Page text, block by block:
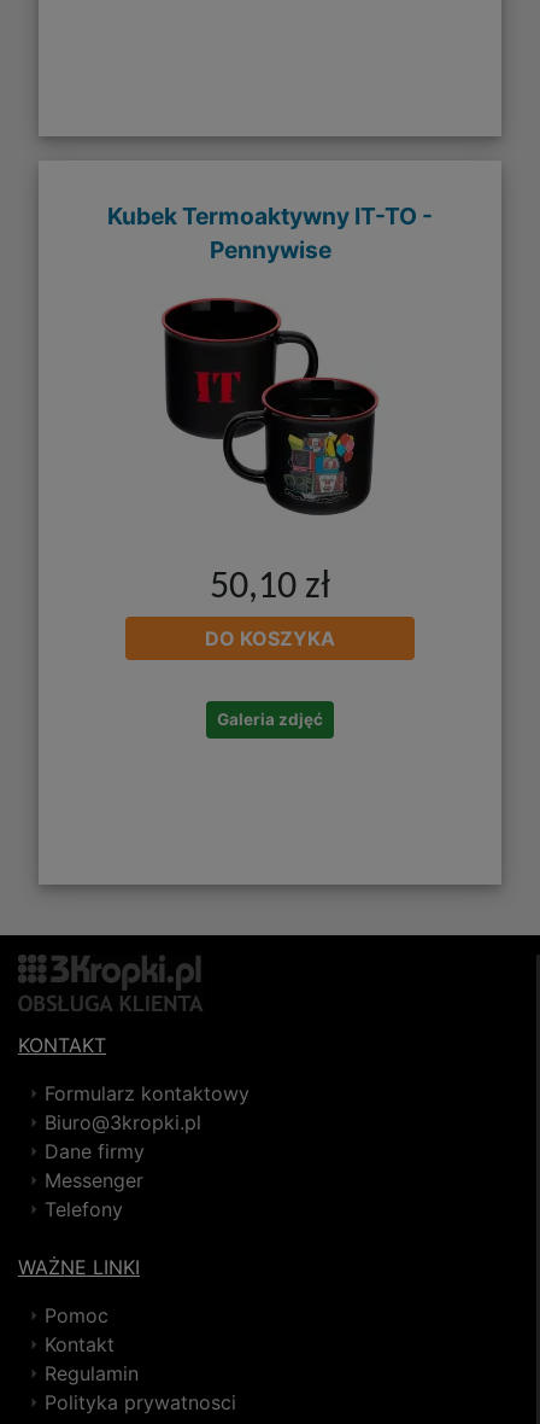
Kubek Termoaktywny IT-TO -
Pennywise
50,10 zł
DO KOSZYKA
Galeria zdjęć
KONTAKT
Formularz kontaktowy
Biuro@3kropki.pl
Dane firmy
Messenger
Telefony
WAŻNE LINKI
Pomoc
Kontakt
Regulamin
Polityka prywatnosci